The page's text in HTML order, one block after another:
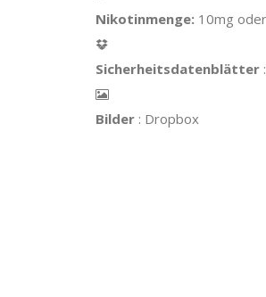
Nikotinmenge: 10mg
Sicherheitsdatenblätter
Bilder : Dropbox